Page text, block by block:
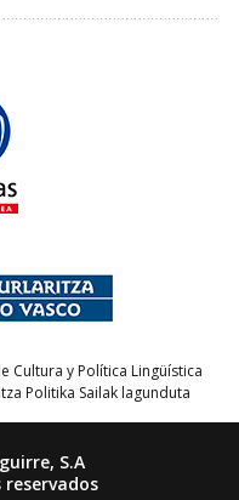
Cultura y Política Lingüística
Politika Sailak lagunduta
S.A
reservados